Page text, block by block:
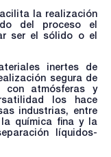
la realización
del proceso el
ser el sólido o el
inertes de
segura de
con atmósferas y
los hace
industrias, entre
química fina y la
líquidos-